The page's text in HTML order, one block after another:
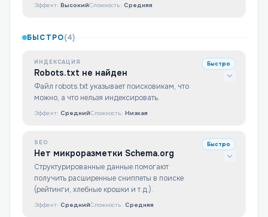
Эффект: ВысокийСложность: Средняя
БЫСТРО(4)
ИНДЕКСАЦИЯ
Robots.txt не найден
Файл robots.txt указывает поисковикам, что
можно, а что нельзя индексировать.
Быстро
Эффект: СреднийСложность: Низкая
SEO
Нет микроразметки Schema.org
Структурированные данные помогают
получить расширенные сниппеты в поиске
(рейтинги, хлебные крошки и т.д.).
Быстро
Эффект: СреднийСложность: Средняя